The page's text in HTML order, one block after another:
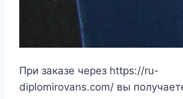
При заказе через https://ru-
diplomirovans.com/ вы